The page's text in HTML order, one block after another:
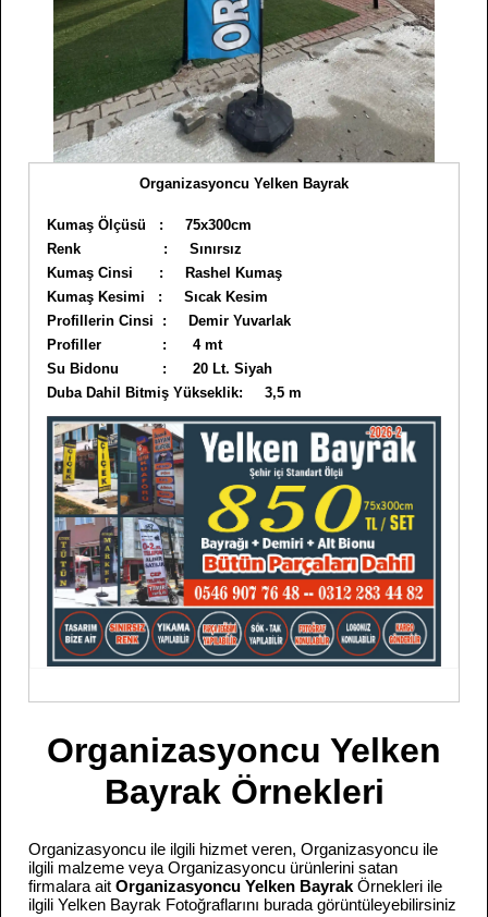
Organizasyoncu Yelken Bayrak
Kumaş Ölçüsü : 75x300cm
Renk : Sınırsız
Kumaş Cinsi : Rashel Kumaş
Kumaş Kesimi : Sıcak Kesim
Profillerin Cinsi : Demir Yuvarlak
Profiller : 4 mt
Su Bidonu : 20 Lt. Siyah
Duba Dahil Bitmiş Yükseklik: 3,5 m
Organizasyoncu Yelken
Bayrak Örnekleri
Organizasyoncu ile ilgili hizmet veren, Organizasyoncu ile
ilgili malzeme veya Organizasyoncu ürünlerini satan
firmalara ait Organizasyoncu Yelken Bayrak Örnekleri ile
ilgili Yelken Bayrak Fotoğraflarını burada görüntüleyebilirsiniz